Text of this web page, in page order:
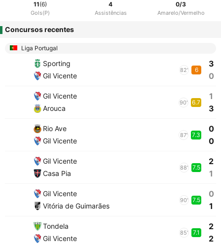
11(6)
Gols(P)
4
Assistências
0/3
Amarelo/Vermelho
Concursos recentes
Liga Portugal
Sporting
Gil Vicente
82' 6
3
0
Gil Vicente
Arouca
90' 6.7
1
3
Rio Ave
Gil Vicente
87' 7.3
0
0
Gil Vicente
Casa Pia
88' 7.5
2
1
Gil Vicente
Vitória de Guimarães
90' 7.5
0
1
Tondela
Gil Vicente
85' 7.1
2
2